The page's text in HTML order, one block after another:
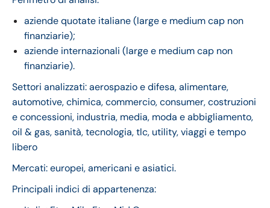
aziende quotate italiane (large e medium cap non
finanziarie);
aziende internazionali (large e medium cap non
finanziarie).
Settori analizzati: aerospazio e difesa, alimentare,
automotive, chimica, commercio, consumer, costruzioni
e concessioni, industria, media, moda e abbigliamento,
oil & gas, sanità, tecnologia, tlc, utility, viaggi e tempo
libero
Mercati: europei, americani e asiatici.
Principali indici di appartenenza: